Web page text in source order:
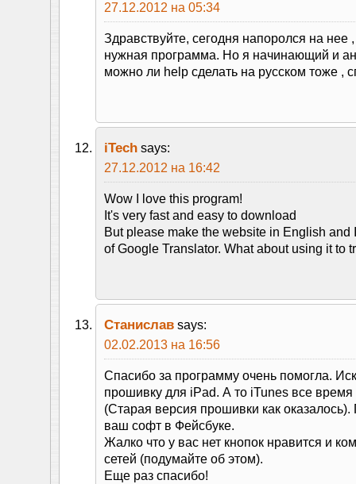
27.12.2012 на 05:34
Здравствуйте, сегодня напоролся на нее
нужная программа. Но я начинающий и
можно ли help сделать на русском тоже ,
iTech says:
27.12.2012 на 16:42
Wow I love this program!
It's very fast and easy to download
But please make the website in English and
of Google Translator. What about using it to
Станислав says:
02.02.2013 на 16:56
Спасибо за программу очень помогла.
прошивку для iPad. А то iTunes все
(Старая версия прошивки как
ваш софт в Фейсбуке.
Жалко что у вас нет кнопок нравится и
сетей (подумайте об этом).
Еще раз спасибо!